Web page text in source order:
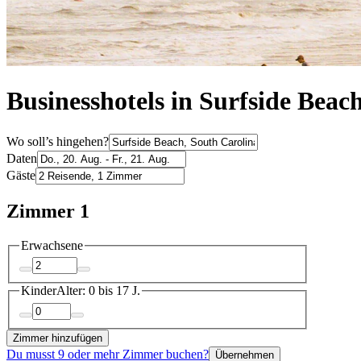
Businesshotels in Surfside
Wo soll’s hingehen?
Daten
Gäste
Zimmer 1
Erwachsene
KinderAlter: 0 bis 17 J.
Zimmer hinzufügen
Du musst 9 oder mehr Zimmer buchen? Übernehmen